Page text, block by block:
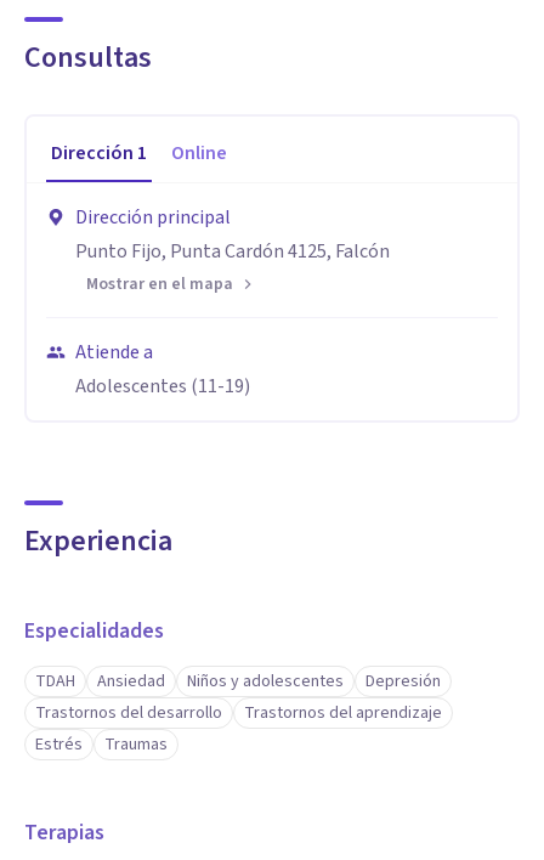
Consultas
Dirección 1 Online
Dirección principal
Punto Fijo, Punta Cardón 4125, Falcón
Mostrar en el mapa
Atiende a
Adolescentes (11-19)
Experiencia
Especialidades
TDAH Ansiedad Niños y adolescentes
Depresión
Trastornos del desarrollo
Trastornos del aprendizaje
Estrés
Traumas
Terapias